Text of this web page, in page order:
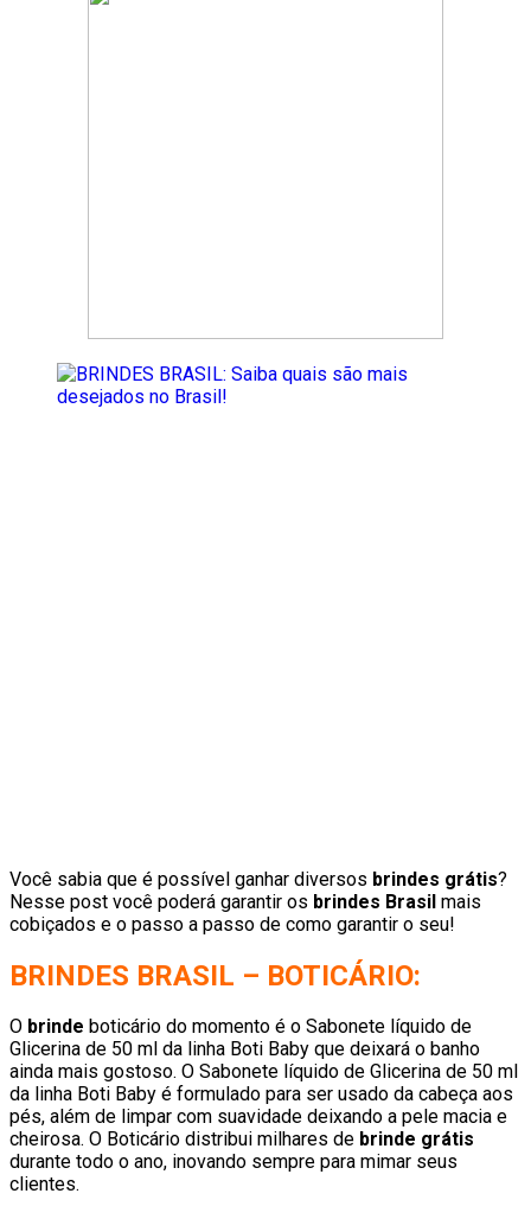
Você sabia que é possível ganhar diversos brindes grátis?
Nesse post você poderá garantir os brindes Brasil mais
cobiçados e o passo a passo de como garantir o seu!
BRINDES BRASIL – BOTICÁRIO:
O brinde boticário do momento é o Sabonete líquido de
Glicerina de 50 ml da linha Boti Baby que deixará o banho
ainda mais gostoso. O Sabonete líquido de Glicerina de 50 ml
da linha Boti Baby é formulado para ser usado da cabeça aos
pés, além de limpar com suavidade deixando a pele macia e
cheirosa. O Boticário distribui milhares de brinde grátis
durante todo o ano, inovando sempre para mimar seus
clientes.